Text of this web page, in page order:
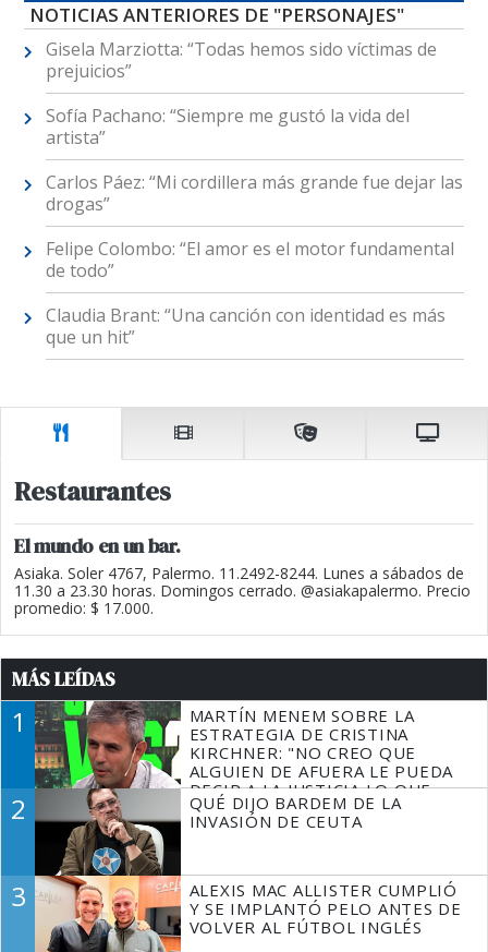
NOTICIAS ANTERIORES DE "PERSONAJES"
Gisela Marziotta: “Todas hemos sido víctimas de
prejuicios”
Sofía Pachano: “Siempre me gustó la vida del
artista”
Carlos Páez: “Mi cordillera más grande fue dejar las
drogas”
Felipe Colombo: “El amor es el motor fundamental
de todo”
Claudia Brant: “Una canción con identidad es más
que un hit”
Restaurantes
El mundo en un bar.
Asiaka. Soler 4767, Palermo. 11.2492-8244. Lunes a sábados de
11.30 a 23.30 horas. Domingos cerrado. @asiakapalermo. Precio
promedio: $ 17.000.
MÁS LEÍDAS
1
MARTÍN MENEM SOBRE LA
ESTRATEGIA DE CRISTINA
KIRCHNER: "NO CREO QUE
ALGUIEN DE AFUERA LE PUEDA
DECIR A LA JUSTICIA LO QUE
TIENE QUE HACER"
2
QUÉ DIJO BARDEM DE LA
INVASIÓN DE CEUTA
3
ALEXIS MAC ALLISTER CUMPLIÓ
Y SE IMPLANTÓ PELO ANTES DE
VOLVER AL FÚTBOL INGLÉS